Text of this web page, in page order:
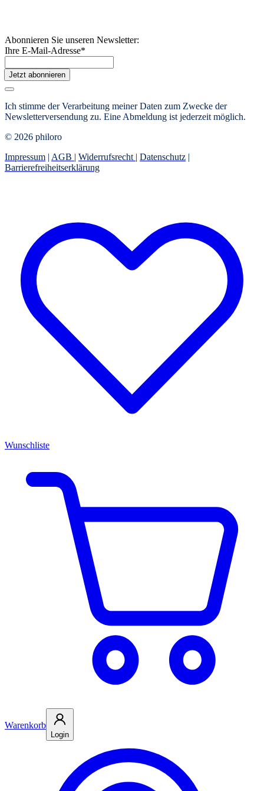
Abonnieren Sie unseren Newsletter:
Ihre E-Mail-Adresse*
Jetzt abonnieren
Ich stimme der Verarbeitung meiner Daten zum Zwecke der
Newsletterversendung zu. Eine Abmeldung ist jederzeit möglich.
© 2026 philoro
Impressum | AGB | Widerrufsrecht | Datenschutz |
Barrierefreiheitserklärung
Wunschliste
Warenkorb
Login